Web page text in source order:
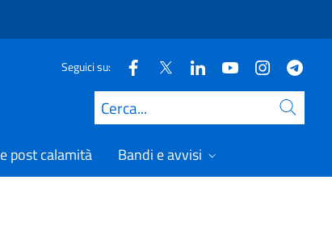
Seguici su:
Cerca
post calamità Bandi e avvisi